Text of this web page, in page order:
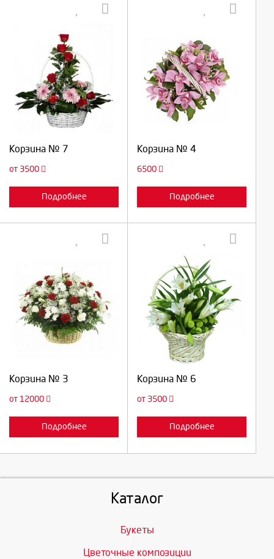
Корзина № 7
от 3500
Подробнее
Выберите количество:
Корзина № 4
6500
Подробнее
Выберите количество:
Корзина № 3
от 12000
Подробнее
Выберите количество:
Корзина № 6
от 3500
Подробнее
Выберите количество:
Продолжить
Каталог
Букеты
Цветочные композиции